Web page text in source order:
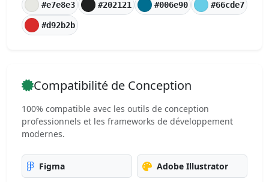
#e7e8e3 #202121 #006e90 #66cde7
#d92b2b
Compatibilité de Conception
100% compatible avec les outils de conception
professionnels et les frameworks de développement
modernes.
Figma Adobe Illustrator